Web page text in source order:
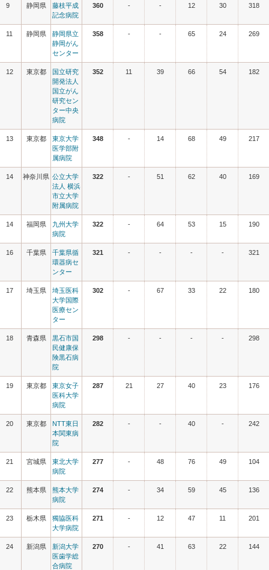
9 静岡県
藤枝平成
記念病院
360 - - 12 30 318
11 静岡県
静岡県立
静岡がん
センター
358 - - 65 24 269
12 東京都
国立研究
開発法人
国立がん
研究セン
ター中央
病院
352 11 39 66 54 182
13 東京都
東京大学
医学部附
属病院
348 - 14 68 49 217
14 神奈川県 公立大学
法人 横浜
市立大学
附属病院
322 - 51 62 40 169
14 福岡県
九州大学
病院
322 - 64 53 15 190
16 千葉県
千葉県循
環器病セ
ンター
321 - - - - 321
17 埼玉県
埼玉医科
大学国際
医療セン
ター
302 - 67 33 22 180
18 青森県
黒石市国
民健康保
険黒石病
院
298 - - - - 298
19 東京都
東京女子
医科大学
病院
287 21 27 40 23 176
20 東京都
NTT東日
本関東病
院
282 - - 40 - 242
21 宮城県
東北大学
病院
277 - 48 76 49 104
22 熊本県
熊本大学
病院
274 - 34 59 45 136
23 栃木県
獨協医科
大学病院
271 - 12 47 11 201
24 新潟県
新潟大学
医歯学総
合病院
270 - 41 63 22 144